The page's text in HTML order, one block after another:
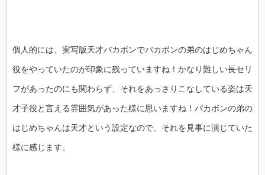
個人的には、実写版天才バカボンでバカボンの弟のはじめちゃん
役をやっていたのが印象に残っていますね！かなり難しい長セリ
フがあったのにも関わらず、それをあっさりこなしている姿は天
才子役と言える雰囲気があった様に思いますね！バカボンの弟の
はじめちゃんは天才という設定なので、それを見事に演じていた
様に感じます。